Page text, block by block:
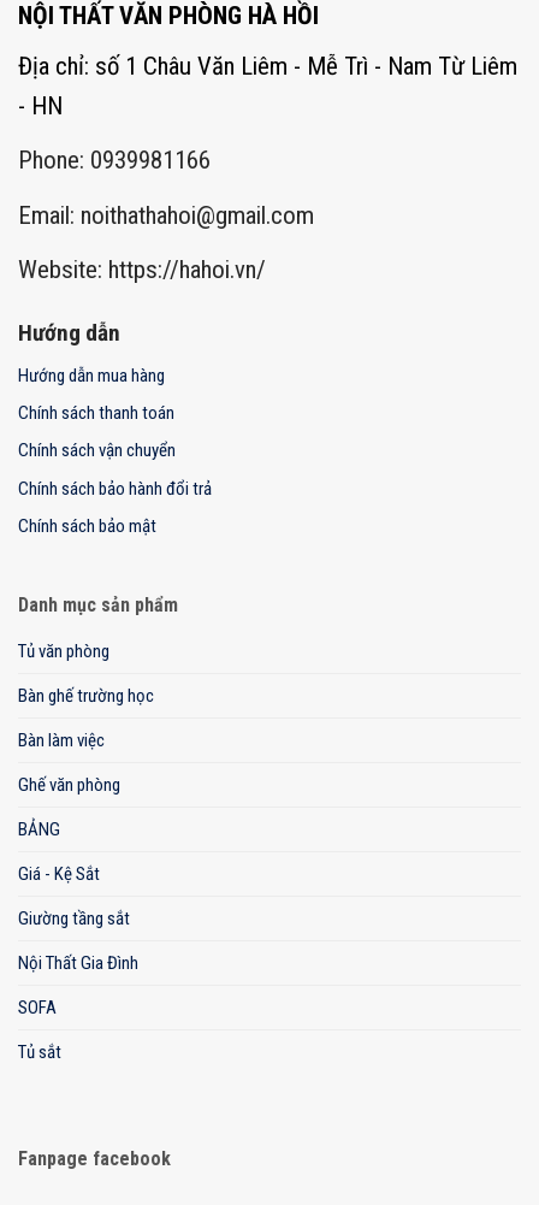
NỘI THẤT VĂN PHÒNG HÀ HỒI
Địa chỉ: số 1 Châu Văn Liêm - Mễ Trì - Nam Từ Liêm
- HN
Phone: 0939981166
Email: noithathahoi@gmail.com
Website: https://hahoi.vn/
Hướng dẫn
Hướng dẫn mua hàng
Chính sách thanh toán
Chính sách vận chuyển
Chính sách bảo hành đổi trả
Chính sách bảo mật
Danh mục sản phẩm
Tủ văn phòng
Bàn ghế trường học
Bàn làm việc
Ghế văn phòng
BẢNG
Giá - Kệ Sắt
Giường tầng sắt
Nội Thất Gia Đình
SOFA
Tủ sắt
Fanpage facebook